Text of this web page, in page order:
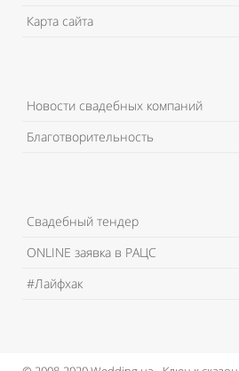
Карта сайта
Новости свадебных компаний
Благотворительность
Свадебный тендер
ONLINE заявка в РАЦС
#Лайфхак